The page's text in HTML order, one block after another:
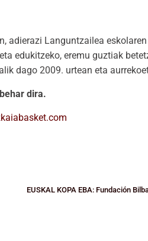
adierazi Languntzailea
edukitzeko, eremu guztiak
dago 2009. urtean eta
dira.
EUSKAL KOPA EBA: Fundación